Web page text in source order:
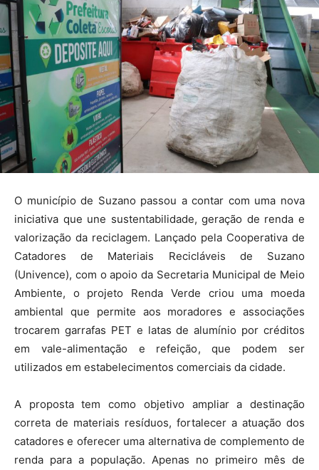
O município de Suzano passou a contar com uma nova
iniciativa que une sustentabilidade, geração de renda e
valorização da reciclagem. Lançado pela Cooperativa de
Catadores de Materiais Recicláveis de Suzano
(Univence), com o apoio da Secretaria Municipal de Meio
Ambiente, o projeto Renda Verde criou uma moeda
ambiental que permite aos moradores e associações
trocarem garrafas PET e latas de alumínio por créditos
em vale-alimentação e refeição, que podem ser
utilizados em estabelecimentos comerciais da cidade.
A proposta tem como objetivo ampliar a destinação
correta de materiais resíduos, fortalecer a atuação dos
catadores e oferecer uma alternativa de complemento de
renda para a população. Apenas no primeiro mês de